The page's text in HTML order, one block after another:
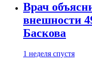
Врач
внешности
Баскова
1 неделя спустя